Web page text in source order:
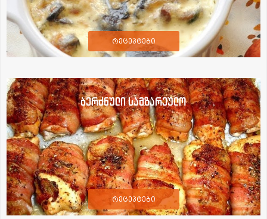
რეცეპტები
ბერძნული სამზარეულო
რეცეპტები